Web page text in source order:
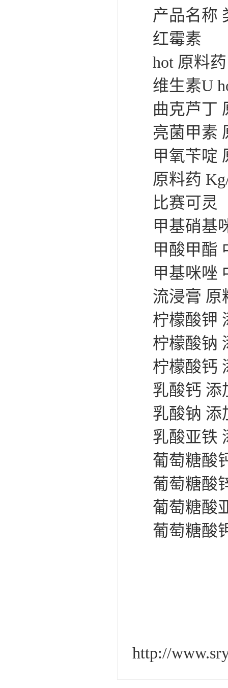
产品名称
红霉素
hot 原料
维生素U
曲克芦丁
亮菌甲素
甲氧苄啶
原料药
比赛可灵
甲基硝基
甲酸甲酯
甲基咪唑
流浸膏
柠檬酸钾
柠檬酸钠
柠檬酸钙
乳酸钙
乳酸钠
乳酸亚铁
葡萄糖酸
葡萄糖酸
葡萄糖酸
葡萄糖酸
http://